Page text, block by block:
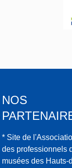
NOS
* Site de
des professionnels
musées des Hauts-